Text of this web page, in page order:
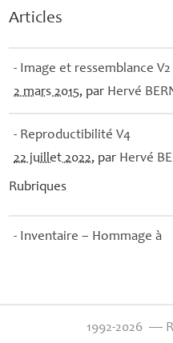
Articles
- Image et ressemblance V2
2 mars 2015, par Hervé
- Reproductibilité V4
22 juillet 2022, par Hervé
Rubriques
- Inventaire – Hommage à
1992-2026 —